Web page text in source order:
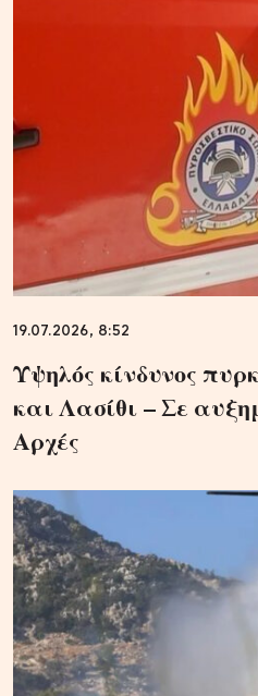
19.07.2026, 8:52
Υψηλός κίνδυνος
και Λασίθι – Σε
Αρχές